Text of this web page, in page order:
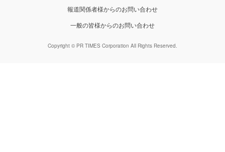
報道関係者様からのお問い合わせ
一般の皆様からのお問い合わせ
Copyright © PR TIMES Corporation All Rights Reserved.